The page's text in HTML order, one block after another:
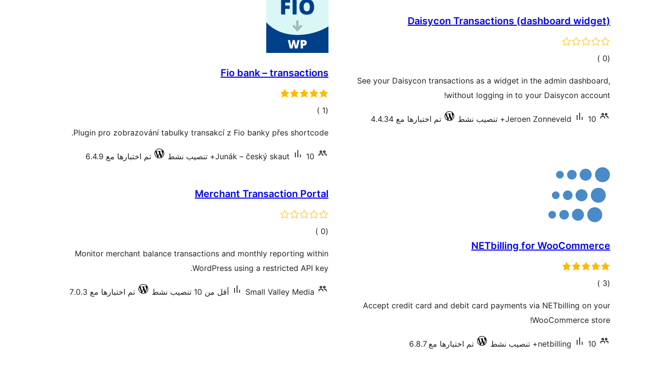
Daisycon Transactions (dashboard widget)
(0
إجمالي)
See your Daisycon transactions as a widget in the admin dashboard,
without logging in to your Daisycon account!
Jeroen Zonneveld 10+ تنصيب نشط تم اختبارها مع 4.4.34
Fio bank – transactions
(1
إجمالي)
Plugin pro zobrazování tabulky transakcí z Fio banky přes shortcode.
Junák – český skaut 10+ تنصيب نشط تم اختبارها مع 6.4.9
NETbilling for WooCommerce
(3
إجمالي)
Accept credit card and debit card payments via NETbilling on your
WooCommerce store!
netbilling 10+ تنصيب نشط تم اختبارها مع 6.8.7
Merchant Transaction Portal
(0
إجمالي)
Monitor merchant balance transactions and monthly reporting within
WordPress using a restricted API key.
Small Valley Media أقل من 10 تنصيب نشط تم اختبارها مع 7.0.3